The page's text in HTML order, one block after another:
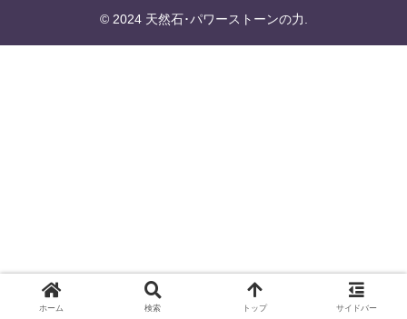
© 2024 天然石･パワーストーンの力.
ホーム 検索 トップ サイドバー